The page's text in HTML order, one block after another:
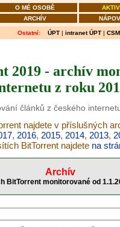
O MÉ OSOBĚ
ARCHÍV
Ostatní: ÚPT | intranet ÚPT |
2019 - archív
z roku
článků z českého
najdete v příslušných
, 2016, 2015, 2014, 2013,
BitTorrent najdete na
Archív
BitTorrent monitorované od